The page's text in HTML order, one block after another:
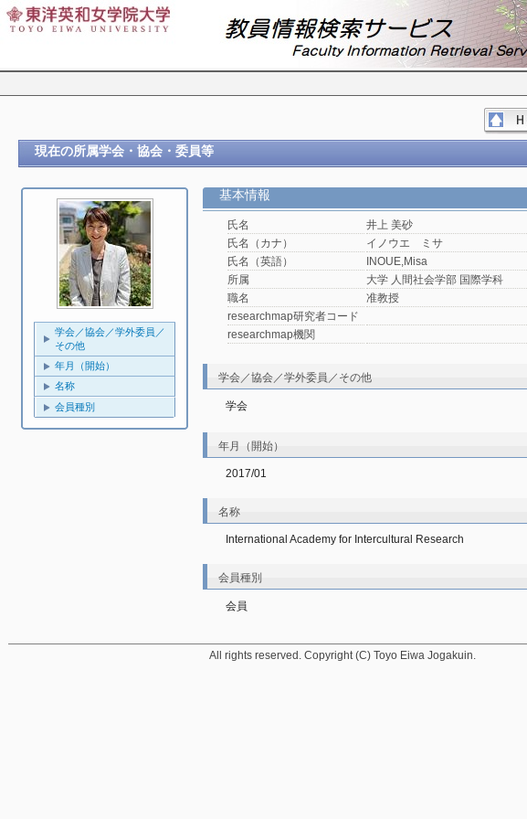
現在の所属学会・協会・委員等
学会／協会／学外委員／
その他
年月（開始）
名称
会員種別
基本情報
氏名
井上 美砂
氏名（カナ）
イノウエ ミサ
氏名（英語）
INOUE,Misa
所属
大学 人間社会学部 国際学科
職名
准教授
researchmap研究者コード
researchmap機関
学会／協会／学外委員／その他
学会
年月（開始）
2017/01
名称
International Academy for Intercultural Research
会員種別
会員